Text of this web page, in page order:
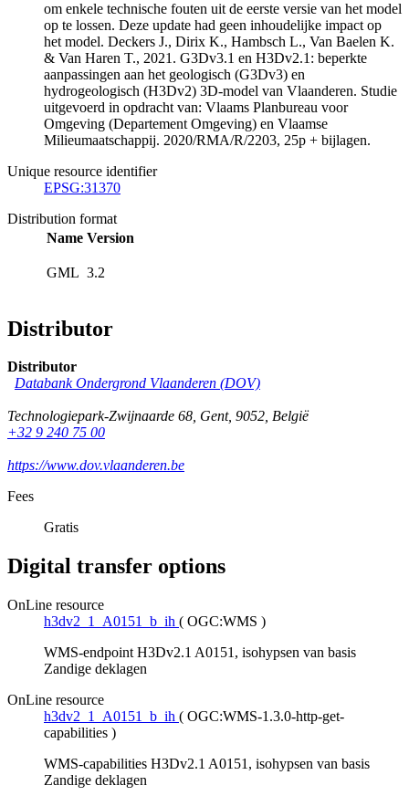
om enkele technische fouten uit de eerste versie van het model
op te lossen. Deze update had geen inhoudelijke impact op
het model. Deckers J., Dirix K., Hambsch L., Van Baelen K.
& Van Haren T., 2021. G3Dv3.1 en H3Dv2.1: beperkte
aanpassingen aan het geologisch (G3Dv3) en
hydrogeologisch (H3Dv2) 3D-model van Vlaanderen. Studie
uitgevoerd in opdracht van: Vlaams Planbureau voor
Omgeving (Departement Omgeving) en Vlaamse
Milieumaatschappij. 2020/RMA/R/2203, 25p + bijlagen.
Unique resource identifier
EPSG:31370
Distribution format
Name Version
GML 3.2
Distributor
Distributor
Databank Ondergrond Vlaanderen (DOV)
Technologiepark-Zwijnaarde 68, Gent, 9052, België
+32 9 240 75 00
https://www.dov.vlaanderen.be
Fees
Gratis
Digital transfer options
OnLine resource
h3dv2_1_A0151_b_ih ( OGC:WMS )
WMS-endpoint H3Dv2.1 A0151, isohypsen van basis
Zandige deklagen
OnLine resource
h3dv2_1_A0151_b_ih ( OGC:WMS-1.3.0-http-get-
capabilities )
WMS-capabilities H3Dv2.1 A0151, isohypsen van basis
Zandige deklagen